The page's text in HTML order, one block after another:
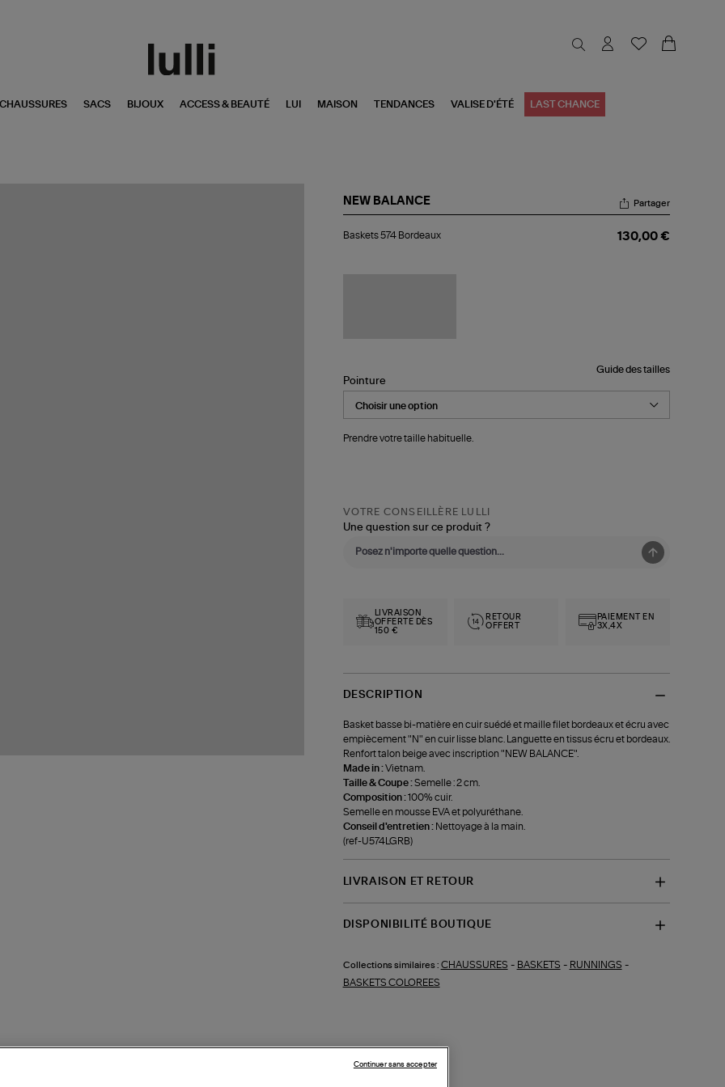
CHAUSSURES SACS BIJOUX ACCESS & BEAUTÉ LUI MAISON TENDANCES VALISE D'ÉTÉ LAST CHANCE
NEW BALANCE
574
Partager
Baskets 574 Bordeaux 130,00 €
Guide des tailles
Pointure
Prendre votre taille habituelle.
VOTRE CONSEILLÈRE LULLI
Une question sur ce produit ?
LIVRAISON
OFFERTE DÈS
150 €
RETOUR
OFFERT
PAIEMENT EN
3X,4X
DESCRIPTION
Basket basse bi-matière en cuir suédé et maille filet bordeaux et écru avec
empiècement "N" en cuir lisse blanc. Languette en tissus écru et bordeaux.
Renfort talon beige avec inscription "NEW BALANCE".
Made in :Vietnam.
Taille & Coupe :Semelle : 2 cm.
Composition :100% cuir.
Semelle en mousse EVA et polyuréthane.
Conseil d'entretien : Nettoyage à la main.
(ref-U574LGRB)
LIVRAISON ET RETOUR
DISPONIBILITÉ BOUTIQUE
Collections similaires : CHAUSSURES - BASKETS - RUNNINGS -
BASKETS COLOREES
Continuer sans accepter